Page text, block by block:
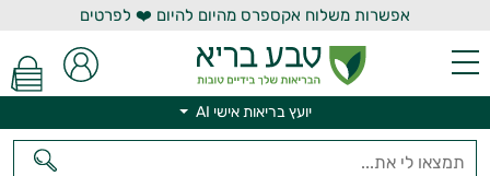
אפשרות משלוח אקספרס מהיום להיום ❤️ לפרטים
יועץ בריאות אישי AI